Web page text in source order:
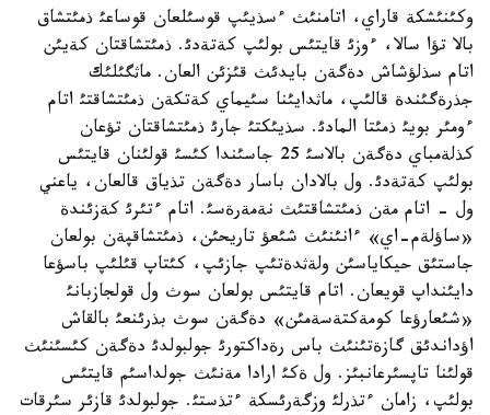
وكئنئشكة قاراي، اتامنئث ءسذيئپ قوسئلعان قوساعئ ذمئتشاق
بالا تؤا سالا، ءوزئ قايتئس بولئپ كةتةدئ. ذمئتشاقتان كةيئن
اتام سذلؤشاش دةگةن بايدئث قئزئن العان. ماثگئلئك
جذرةگئندة قالئپ، ماثدايئنا سئيماي كةتكةن ذمئتشاقتئ اتام
ءومئر بويئ ذمئتا المادئ. سذيئكتئ جارئ ذمئتشاقتان تؤعان
كذلةمباي دةگةن بالاسئ 25 جاسئندا كئسئ قولئنان قايتئس
بولئپ كةتةدئ. ول بالادان باسار دةگةن تذياق قالعان، ياعني
ول - اتام مةن ذمئتشاقتئث نةمةرةسئ. اتام ءتئرئ كةزئندة
«ساؤلةم-اي» ءانئنئث شئعؤ تاريحئن، ذمئتشاقپةن بولعان
جاستئق حيكاياسئن ولةثدةتئپ جازئپ، كئتاپ قئلئپ باسؤعا
دايئنداپ قويعان. اتام قايتئس بولعان سوث ول قولجازبانئ
«شئعارؤعا كومةكتةسةمئن» دةگةن سوث بذرئنعئ بالقاش
اؤداندئق گازةتئنئث باس رةداكتورئ جولبولدئ دةگةن كئسئنئث
قولئنا تاپسئرعانبئز. ول ةكئ ارادا مةنئث جولداسئم قايتئس
بولئپ، زامان ءتذرلئ وزگةرئسكة ءتذستئ. جولبولدئ قازئر سئرقات